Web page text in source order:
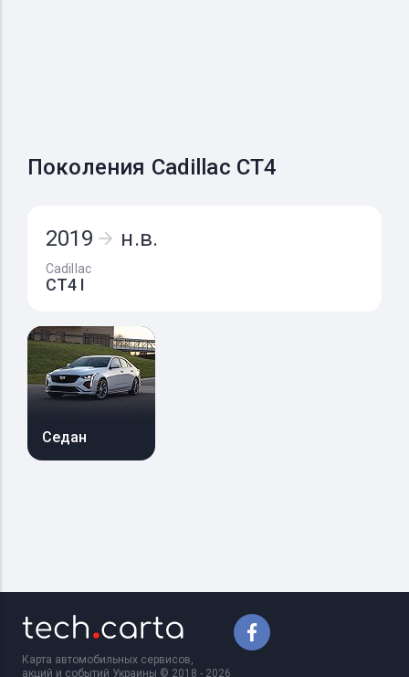
Поколения Cadillac CT4
2019 н.в.
Cadillac
CT4 I
Седан
Карта автомобильных сервисов,
акций и событий Украины © 2018 - 2026